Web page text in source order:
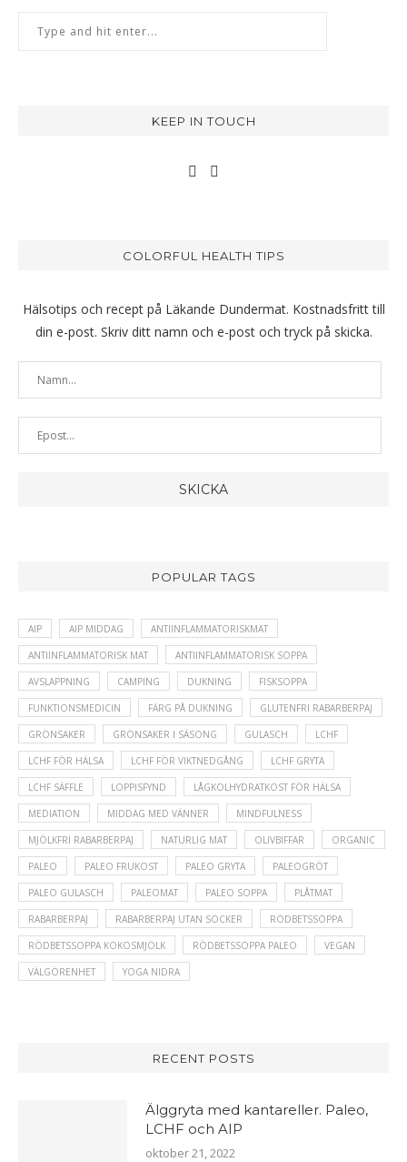
KEEP IN TOUCH
COLORFUL HEALTH TIPS
Hälsotips och recept på Läkande Dundermat. Kostnadsfritt till
din e-post. Skriv ditt namn och e-post och tryck på skicka.
POPULAR TAGS
AIP AIP MIDDAG ANTIINFLAMMATORISKMAT
ANTIINFLAMMATORISK MAT ANTIINFLAMMATORISK SOPPA
AVSLAPPNING CAMPING DUKNING FISKSOPPA
FUNKTIONSMEDICIN FÄRG PÅ DUKNING GLUTENFRI RABARBERPAJ
GRÖNSAKER GRÖNSAKER I SÄSONG GULASCH LCHF
LCHF FÖR HÄLSA LCHF FÖR VIKTNEDGÅNG LCHF GRYTA
LCHF SÄFFLE LOPPISFYND LÅGKOLHYDRATKOST FÖR HÄLSA
MEDIATION MIDDAG MED VÄNNER MINDFULNESS
MJÖLKFRI RABARBERPAJ NATURLIG MAT OLIVBIFFAR ORGANIC
PALEO PALEO FRUKOST PALEO GRYTA PALEOGRÖT
PALEO GULASCH PALEOMAT PALEO SOPPA PLÅTMAT
RABARBERPAJ RABARBERPAJ UTAN SOCKER RÖDBETSSOPPA
RÖDBETSSOPPA KOKOSMJÖLK RÖDBETSSOPPA PALEO VEGAN
VÄLGÖRENHET YOGA NIDRA
RECENT POSTS
Älggryta med kantareller. Paleo,
LCHF och AIP
oktober 21, 2022